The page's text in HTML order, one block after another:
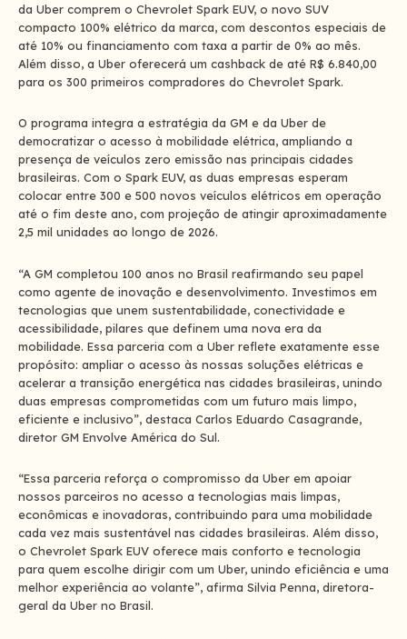
da Uber comprem o Chevrolet Spark EUV, o novo SUV
compacto 100% elétrico da marca, com descontos especiais de
até 10% ou financiamento com taxa a partir de 0% ao mês.
Além disso, a Uber oferecerá um cashback de até R$ 6.840,00
para os 300 primeiros compradores do Chevrolet Spark.
O programa integra a estratégia da GM e da Uber de
democratizar o acesso à mobilidade elétrica, ampliando a
presença de veículos zero emissão nas principais cidades
brasileiras. Com o Spark EUV, as duas empresas esperam
colocar entre 300 e 500 novos veículos elétricos em operação
até o fim deste ano, com projeção de atingir aproximadamente
2,5 mil unidades ao longo de 2026.
“A GM completou 100 anos no Brasil reafirmando seu papel
como agente de inovação e desenvolvimento. Investimos em
tecnologias que unem sustentabilidade, conectividade e
acessibilidade, pilares que definem uma nova era da
mobilidade. Essa parceria com a Uber reflete exatamente esse
propósito: ampliar o acesso às nossas soluções elétricas e
acelerar a transição energética nas cidades brasileiras, unindo
duas empresas comprometidas com um futuro mais limpo,
eficiente e inclusivo”, destaca Carlos Eduardo Casagrande,
diretor GM Envolve América do Sul.
“Essa parceria reforça o compromisso da Uber em apoiar
nossos parceiros no acesso a tecnologias mais limpas,
econômicas e inovadoras, contribuindo para uma mobilidade
cada vez mais sustentável nas cidades brasileiras. Além disso,
o Chevrolet Spark EUV oferece mais conforto e tecnologia
para quem escolhe dirigir com um Uber, unindo eficiência e uma
melhor experiência ao volante”, afirma Silvia Penna, diretora-
geral da Uber no Brasil.